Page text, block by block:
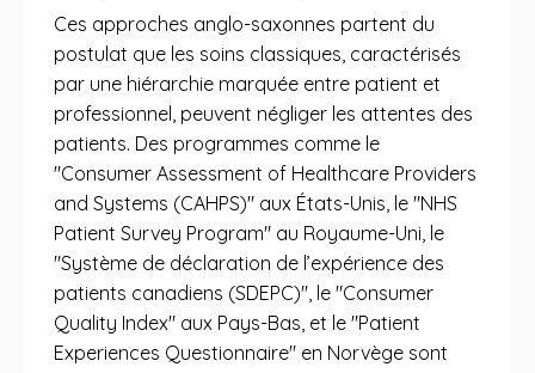
Ces approches anglo-saxonnes partent du
postulat que les soins classiques, caractérisés
par une hiérarchie marquée entre patient et
professionnel, peuvent négliger les attentes des
patients. Des programmes comme le
"Consumer Assessment of Healthcare Providers
and Systems (CAHPS)" aux États-Unis, le "NHS
Patient Survey Program" au Royaume-Uni, le
"Système de déclaration de l’expérience des
patients canadiens (SDEPC)", le "Consumer
Quality Index" aux Pays-Bas, et le "Patient
Experiences Questionnaire" en Norvège sont